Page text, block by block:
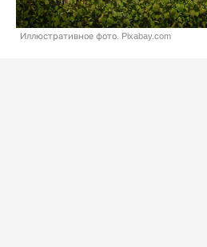
Иллюстративное фото. Pixabay.com